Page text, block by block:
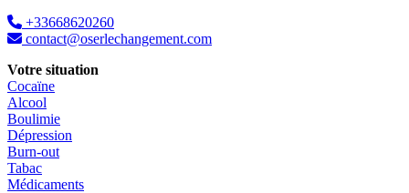
+33668620260
contact@oserlechangement.com
Votre situation
Cocaïne
Alcool
Boulimie
Dépression
Burn-out
Tabac
Médicaments